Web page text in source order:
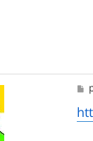
e
s
s